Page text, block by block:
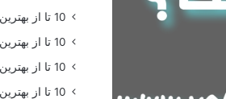
10 تا از بهترین وکیل دزفول 🥇【آپدیت جدید】
10 تا از بهترین وکیل رامسر 🥇【آپدیت جدید】
10 تا از بهترین وکیل رباط کریم 🥇【آپدیت جدید】
10 تا از بهترین وکیل رفسنجان 🥇【آپدیت جدید】